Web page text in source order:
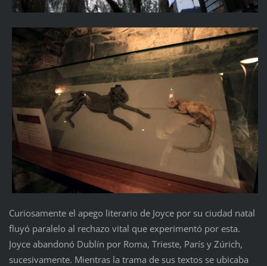
Curiosamente el apego literario de Joyce por su ciudad natal
fluyó paralelo al rechazo vital que experimentó por esta.
Joyce abandonó Dublín por Roma, Trieste, París y Zúrich,
sucesivamente. Mientras la trama de sus textos se ubicaba